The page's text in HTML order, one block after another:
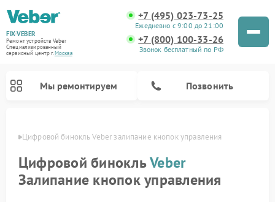
FIX-VEBER
Ремонт устройств Veber
Специализированный
cервисный центр г.Москва
+7 (495) 023-73-25
Ежедневно с 9:00 до 21:00
+7 (800) 100-33-26
Звонок бесплатный по РФ
Мы ремонтируем Позвонить
Цифровой бинокль Veber залипание кнопок управления
Цифровой бинокльVeber
Залипание кнопок управления